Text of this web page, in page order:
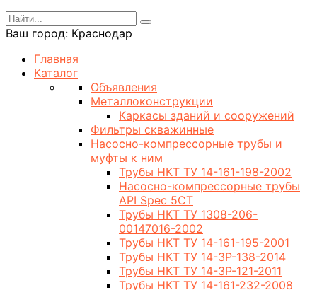
Ваш город: Краснодар
Главная
Каталог
Объявления
Металлоконструкции
Каркасы зданий и сооружений
Фильтры скважинные
Насосно-компрессорные трубы и
муфты к ним
Трубы НКТ ТУ 14-161-198-2002
Насосно-компрессорные трубы
API Spec 5CT
Трубы НКТ ТУ 1308-206-
00147016-2002
Трубы НКТ ТУ 14-161-195-2001
Трубы НКТ ТУ 14-3Р-138-2014
Трубы НКТ ТУ 14-3Р-121-2011
Трубы НКТ ТУ 14-161-232-2008